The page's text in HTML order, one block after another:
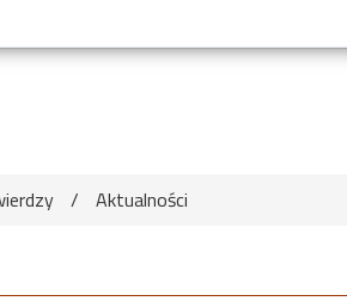
/ Aktualności